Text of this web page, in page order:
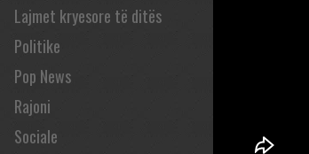
Lajmet kryesore të ditës
Politike
Pop News
Rajoni
Sociale